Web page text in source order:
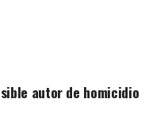
autor de homicidio